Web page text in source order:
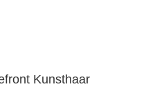
Kunsthaar